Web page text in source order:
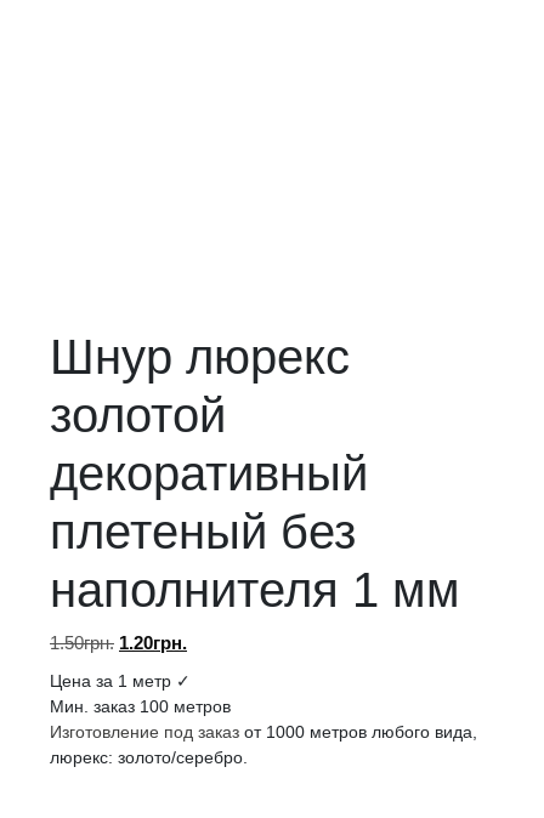
Шнур люрекс
золотой
декоративный
плетеный без
наполнителя 1 мм
1.50грн. Первоначальная
составляла
1.50грн..
1.20грн.
Цена за 1 метр ✓
Мин. заказ 100 метров
Изготовление под заказ от 1000 метров любого вида,
люрекс: золото/серебро.